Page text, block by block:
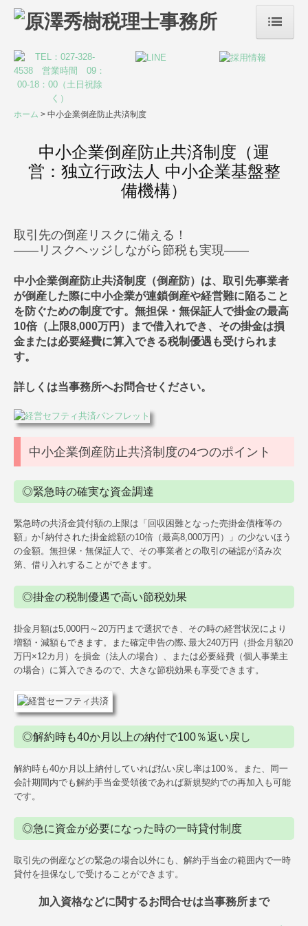
ホーム
事務所案内
サービス案内
税務・会計
リスクマネジメント
創業支援・会社設立
株評価
個人の方の相続
顧問契約について
ワンストップサービス
よくある質問
ホーム 中小企業倒産防止共済制度
中小企業倒産防止共済制度（運
営：独立行政法人 中小企業基盤整
備機構）
取引先の倒産リスクに備える！
――リスクヘッジしながら節税も実現――
中小企業倒産防止共済制度（倒産防）は、取引先事業者
が倒産した際に中小企業が連鎖倒産や経営難に陥ること
を防ぐための制度です。無担保・無保証人で掛金の最高
10倍（上限8,000万円）まで借入れでき、その掛金は損
金または必要経費に算入できる税制優遇も受けられま
す。
詳しくは当事務所へお問合せください。
中小企業倒産防止共済制度の4つのポイント
◎緊急時の確実な資金調達
緊急時の共済金貸付額の上限は「回収困難となった売掛金債権等の
額」か｢納付された掛金総額の10倍（最高8,000万円）」の少ないほう
の金額。無担保・無保証人で、その事業者との取引の確認が済み次
第、借り入れすることができます。
◎掛金の税制優遇で高い節税効果
掛金月額は5,000円～20万円まで選択でき、その時の経営状況により
増額・減額もできます。また確定申告の際､最大240万円（掛金月額20
万円×12カ月）を損金（法人の場合）、または必要経費（個人事業主
の場合）に算入できるので、大きな節税効果も享受できます。
◎解約時も40か月以上の納付で100％返い戻し
解約時も40か月以上納付していれば払い戻し率は100％。また、同一
会計期間内でも解約手当金受領後であれば新規契約での再加入も可能
です。
◎急に資金が必要になった時の一時貸付制度
取引先の倒産などの緊急の場合以外にも、解約手当金の範囲内で一時
貸付を担保なしで受けることができます。
加入資格などに関するお問合せは当事務所まで